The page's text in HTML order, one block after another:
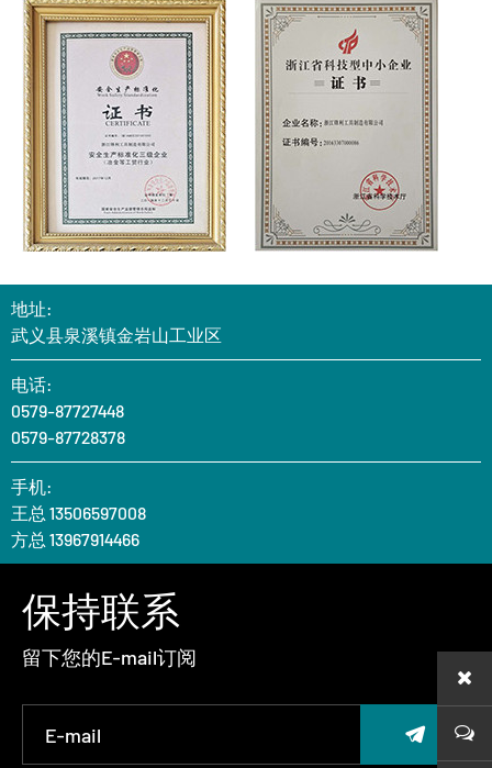
地址:
武义县泉溪镇金岩山工业区
电话:
0579-87727448
0579-87728378
手机:
王总 13506597008
方总 13967914466
保持联系
留下您的E-mail订阅